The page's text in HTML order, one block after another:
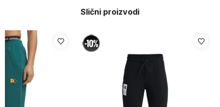
Slični proizvodi